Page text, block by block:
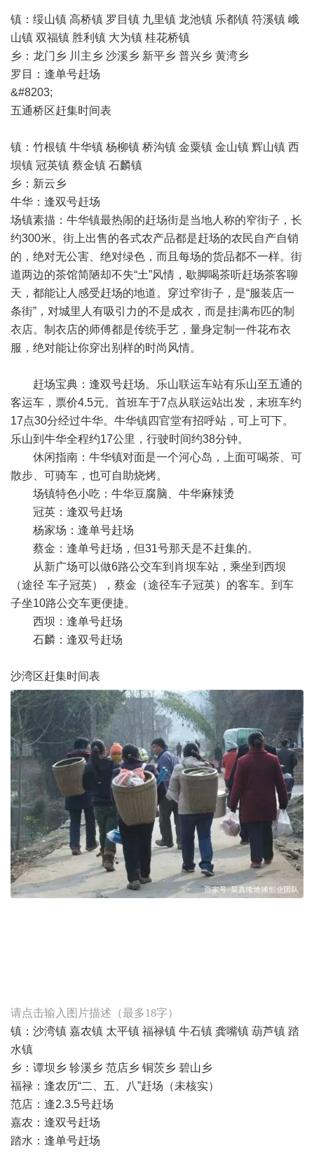
镇：绥山镇 高桥镇 罗目镇 九里镇 龙池镇 乐都镇 符溪镇 峨
山镇 双福镇 胜利镇 大为镇 桂花桥镇
乡：龙门乡 川主乡 沙溪乡 新平乡 普兴乡 黄湾乡
罗目：逢单号赶场
&#8203;
五通桥区赶集时间表
镇：竹根镇 牛华镇 杨柳镇 桥沟镇 金粟镇 金山镇 辉山镇 西
坝镇 冠英镇 蔡金镇 石麟镇
乡：新云乡
牛华：逢双号赶场
场镇素描：牛华镇最热闹的赶场街是当地人称的窄街子，长
约300米。街上出售的各式农产品都是赶场的农民自产自销
的，绝对无公害、绝对绿色，而且每场的货品都不一样。街
道两边的茶馆简陋却不失“土”风情，歇脚喝茶听赶场茶客聊
天，都能让人感受赶场的地道。穿过窄街子，是“服装店一
条街”，对城里人有吸引力的不是成衣，而是挂满布匹的制
衣店。制衣店的师傅都是传统手艺，量身定制一件花布衣
服，绝对能让你穿出别样的时尚风情。
赶场宝典：逢双号赶场。乐山联运车站有乐山至五通的
客运车，票价4.5元。首班车于7点从联运站出发，末班车约
17点30分经过牛华。牛华镇四官堂有招呼站，可上可下。
乐山到牛华全程约17公里，行驶时间约38分钟。
休闲指南：牛华镇对面是一个河心岛，上面可喝茶、可
散步、可骑车，也可自助烧烤。
场镇特色小吃：牛华豆腐脑、牛华麻辣烫
冠英：逢双号赶场
杨家场：逢单号赶场
蔡金：逢单号赶场，但31号那天是不赶集的。
从新广场可以做6路公交车到肖坝车站，乘坐到西坝
（途径 车子冠英），蔡金（途径车子冠英）的客车。到车
子坐10路公交车更便捷。
西坝：逢单号赶场
石麟：逢双号赶场
沙湾区赶集时间表
请点击输入图片描述（最多18字）
镇：沙湾镇 嘉农镇 太平镇 福禄镇 牛石镇 龚嘴镇 葫芦镇 踏
水镇
乡：谭坝乡 轸溪乡 范店乡 铜茨乡 碧山乡
福禄：逢农历“二、五、八”赶场（未核实）
范店：逢2.3.5号赶场
嘉农：逢双号赶场
踏水：逢单号赶场